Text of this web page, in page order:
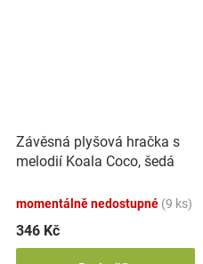
Závěsná plyšová hračka s
melodií Koala Coco, šedá
momentálně nedostupné (9 ks)
346 Kč